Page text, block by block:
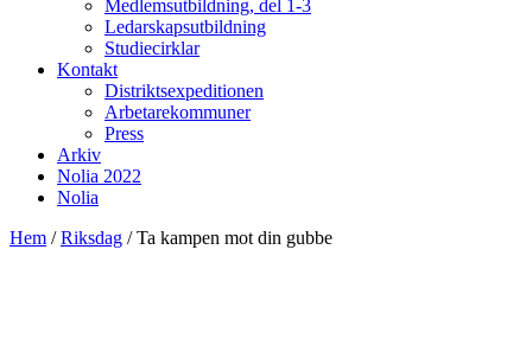
Medlemsutbildning, del 1-3
Ledarskapsutbildning
Studiecirklar
Kontakt
Distriktsexpeditionen
Arbetarekommuner
Press
Arkiv
Nolia 2022
Nolia
Hem /Riksdag /Ta kampen mot din gubbe